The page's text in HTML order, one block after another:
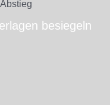
besiegeln